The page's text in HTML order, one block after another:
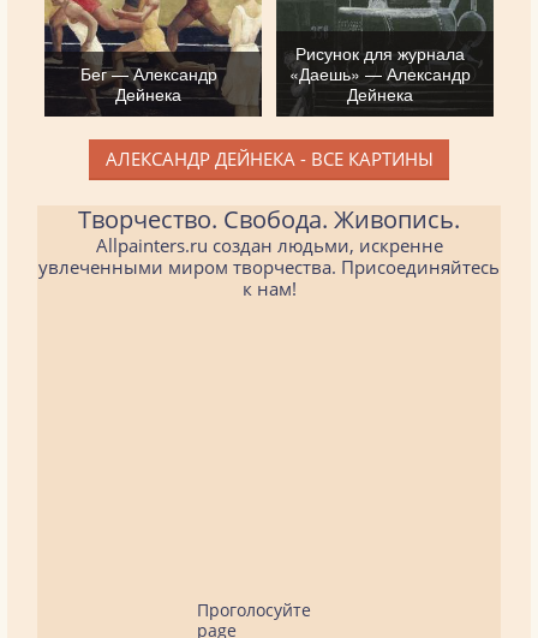
Бег — Александр
Дейнека
Рисунок для журнала
«Даешь» — Александр
Дейнека
АЛЕКСАНДР ДЕЙНЕКА - ВСЕ КАРТИНЫ
Творчество. Свобода. Живопись.
Allpainters.ru создан людьми, искренне
увлеченными миром творчества. Присоединяйтесь
к нам!
Проголосуйте
page